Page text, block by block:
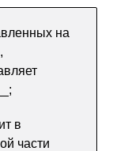
на
в
части